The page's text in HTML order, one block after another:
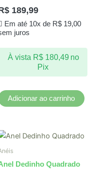
189,99
Em até 10x de R$19,00
juros
À vista R$180,49 no
Pix
Adicionar ao carrinho
Dedinho Quadrado